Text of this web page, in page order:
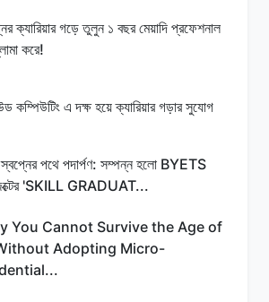
ক্যারিয়ার গড়ে তুলুন ১ বছর মেয়াদি প্রফেশনাল
করে!
কম্পিউটিং এ দক্ষ হয়ে ক্যারিয়ার গড়ার সুযোগ
পথে পদার্পণ: সম্পন্ন হলো BYETS
'SKILL GRADUAT...
You Cannot Survive the Age of
Adopting Micro-